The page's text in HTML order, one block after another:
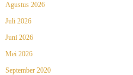
Agustus 2026
Juli 2026
Juni 2026
Mei 2026
September 2020